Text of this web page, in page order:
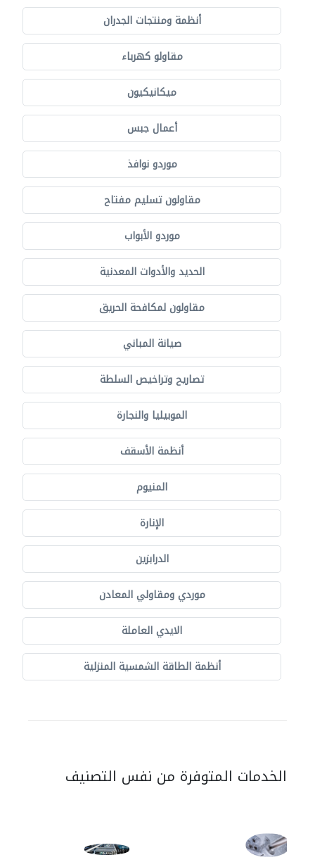
أنظمة ومنتجات الجدران
مقاولو كهرباء
ميكانيكيون
أعمال جبس
موردو نوافذ
مقاولون تسليم مفتاح
موردو الأبواب
الحديد والأدوات المعدنية
مقاولون لمكافحة الحريق
صيانة المباني
تصاريح وتراخيص السلطة
الموبيليا والنجارة
أنظمة الأسقف
المنيوم
الإنارة
الدرابزين
موردي ومقاولي المعادن
الايدي العاملة
أنظمة الطاقة الشمسية المنزلية
الخدمات المتوفرة من نفس التصنيف